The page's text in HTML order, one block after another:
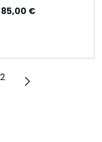
85,00 €
2